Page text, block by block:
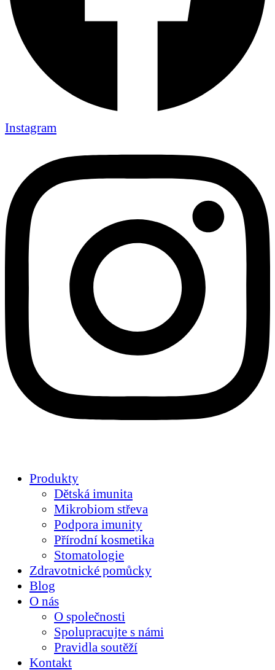
Instagram
Produkty
Dětská imunita
Mikrobiom střeva
Podpora imunity
Přírodní kosmetika
Stomatologie
Zdravotnické pomůcky
Blog
O nás
O společnosti
Spolupracujte s námi
Pravidla soutěží
Kontakt